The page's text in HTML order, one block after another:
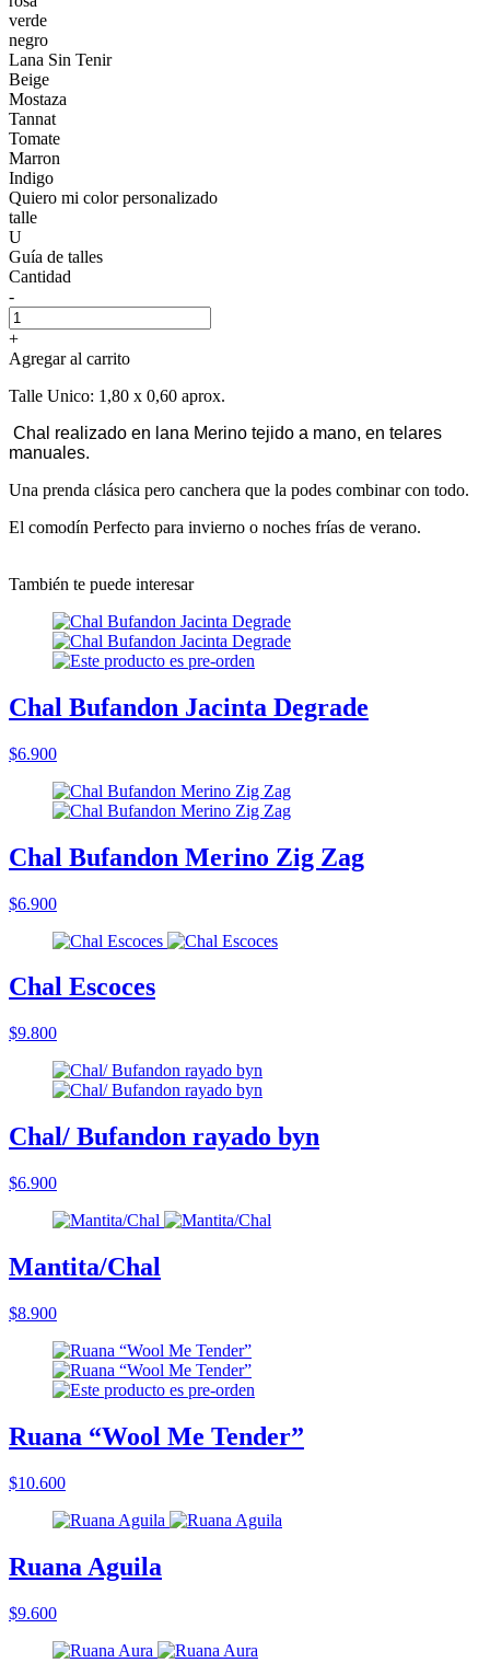
verde
negro
Lana Sin Tenir
Beige
Mostaza
Tannat
Tomate
Marron
Indigo
Quiero mi color personalizado
talle
U
Guía de talles
Cantidad
-
+
Agregar al carrito
Talle Unico: 1,80 x 0,60 aprox.
Chal realizado en lana Merino tejido a mano, en telares
manuales.
Una prenda clásica pero canchera que la podes combinar con todo.
El comodín Perfecto para invierno o noches frías de verano.
También te puede interesar
Chal Bufandon Jacinta Degrade
$6.900
Chal Bufandon Merino Zig Zag
$6.900
Chal Escoces
$9.800
Chal/ Bufandon rayado byn
$6.900
Mantita/Chal
$8.900
Ruana “Wool Me Tender”
$10.600
Ruana Aguila
$9.600